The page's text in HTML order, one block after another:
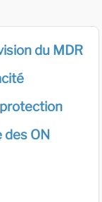
du MDR
des ON